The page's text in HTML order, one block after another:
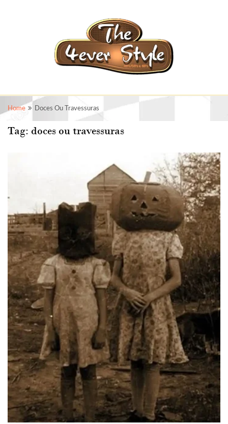
Home Doces Ou Travessuras
Tag: doces ou travessuras